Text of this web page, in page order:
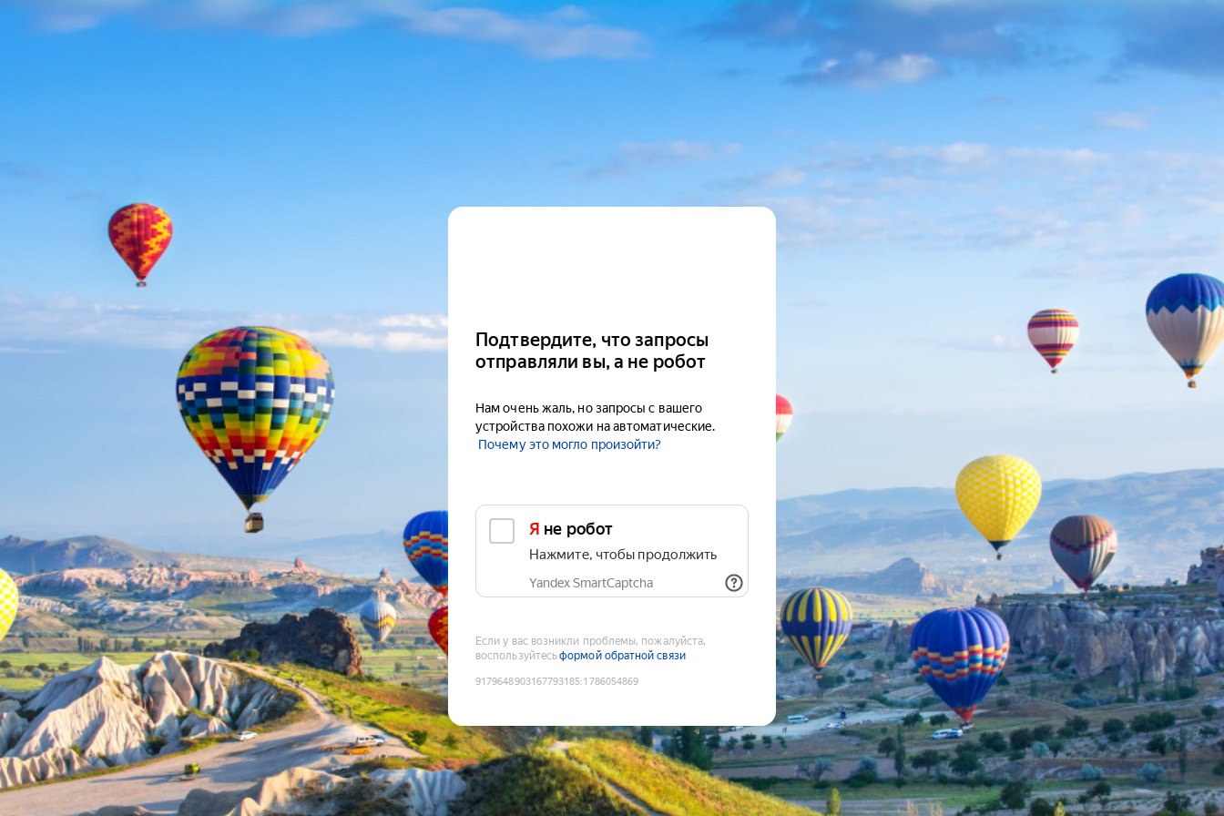
Подтвердите, что запросы
отправляли вы, а не робот
Нам очень жаль, но запросы с вашего
устройства похожи на автоматические.
Почему это могло произойти?
Я не робот
Нажмите, чтобы продолжить
Yandex SmartCaptcha
Если у вас возникли проблемы, пожалуйста,
воспользуйтесьформой обратной связи
9179648903167793185:1786054869